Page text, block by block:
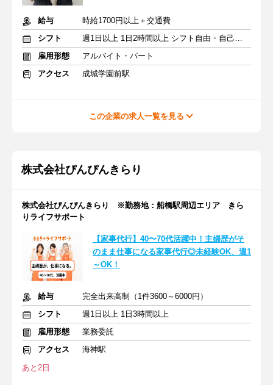
給与
時給1700円以上＋交通費
シフト
週1日以上 1日2時間以上 シフト自由・自己申告
雇用形態
アルバイト・パート
アクセス
成城学園前駅
この企業の求人一覧を見る
株式会社ぴんぴんきらり
株式会社ぴんぴんきらり ※勤務地：船橋駅周辺エリア きら
りライフサポート
【家事代行】40〜70代活躍中！主婦歴がそ
のまま仕事になる家事代行◎未経験OK、週1
～OK！
給与
完全出来高制（1件3600～6000円）
シフト
週1日以上 1日3時間以上
雇用形態
業務委託
アクセス
海神駅
あと2日